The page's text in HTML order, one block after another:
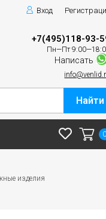
Вход
+7(495)118-93-
Пн—Пт
Написать
Найти
изделия